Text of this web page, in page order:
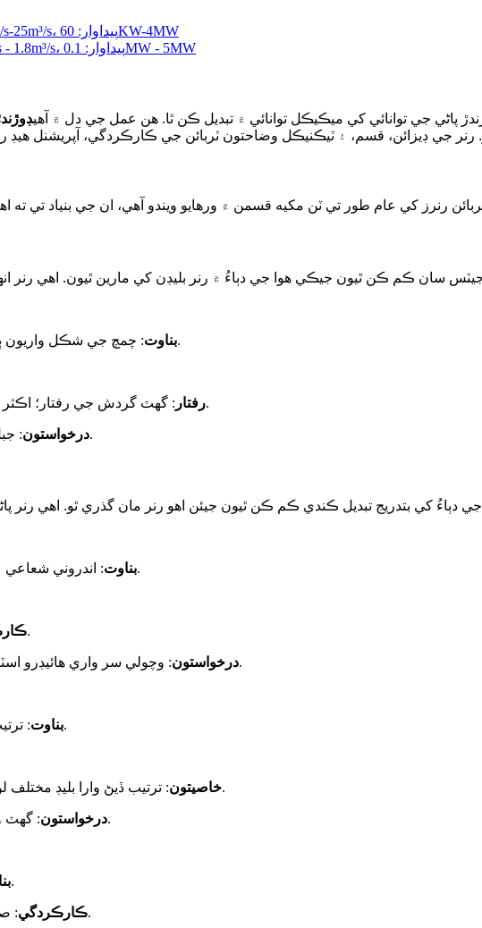
پاڻي جي توانائي کي ميڪيڪل توانائي ۾ تبديل ڪن ٿا. هن عمل جي دل ۾ آهي
جيٽس سان ڪم ڪن ٿيون جيڪي هوا جي دٻاءُ ۾ رنر بليڊن کي مارين ٿيون. اهي رنر
بناوت: چمچ جي شڪل واريون ٻڪريون جيڪي ڦيٿي جي چوڌاري لڳل آهن.
رفتار: گهٽ گردش جي رفتار؛ اڪثر رفتار وڌائڻ وارن جي ضرورت هوندي آهي.
درخواستون: جبل وارا علائقا، آف گرڊ مائڪرو هائيڊرو پاور.
بناوت: اندروني شعاعي ۽ محوري حرڪت سان گڏ مخلوط وهڪرو.
: وڌيڪ، عام طور تي 90٪ کان مٿي.
درخواستون: وچولي سر واري هائيڊرو اسٽيشنن ۾ وڏي پيماني تي استعمال ٿيندو آهي.
بناوت: ترتيب ڏيڻ واري بليڊ سان محوري وهڪري رنر.
خاصيتون: ترتيب ڏيڻ وارا بليڊ مختلف لوڊن ۾ اعليٰ ڪارڪردگي جي اجازت ڏين ٿا.
درخواستون: گهٽ وهندڙ، تيز وهندڙ درياءَ ۽ لهرن جا استعمال.
: ڪيپلان وانگر پر مقرر ٿيل بليڊن سان.
ڪارڪردگي: صرف مسلسل وهڪري جي حالتن ۾ بهترين.